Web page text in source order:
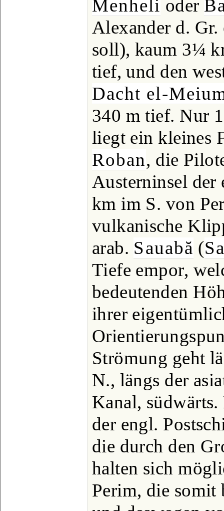
Menheli oder
Alexander d. Gr.
soll), kaum 3¼
tief, und den
Dacht el-
340 m tief. Nur
liegt ein kleines
Roban, die
Austerninsel der
km im S. von
vulkanische
arab. Sauabă (
Tiefe empor,
bedeutenden
ihrer
Strömung geht
N., längs der
Kanal,
der engl.
die durch den
halten sich
Perim, die somit